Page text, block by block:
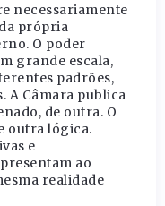
necessariamente
própria
O poder
grande escala,
padrões,
A Câmara publica
de outra. O
outra lógica.
e
ao
realidade